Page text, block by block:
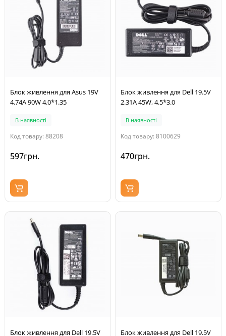
Блок живлення для Asus 19V
4.74A 90W 4.0*1.35
В наявності
Код товару: 88208
597грн.
Блок живлення для Dell 19.5V
2.31A 45W, 4.5*3.0
В наявності
Код товару: 8100629
470грн.
Блок живлення для Dell 19.5V
Блок живлення для Dell 19.5V